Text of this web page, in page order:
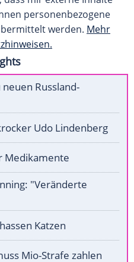
personenbezogene
werden. Mehr
neuen Russland-
Udo Lindenberg
Medikamente
"Veränderte
Katzen
Mio-Strafe zahlen